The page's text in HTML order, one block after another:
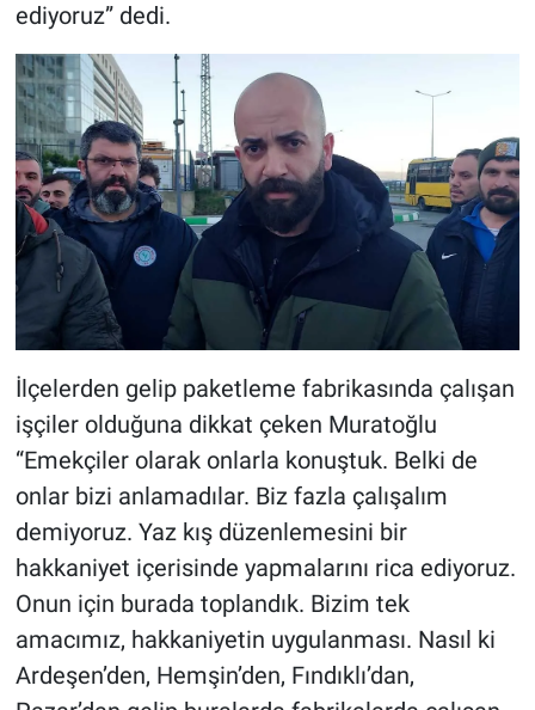
ediyoruz” dedi.
İlçelerden gelip paketleme fabrikasında çalışan
işçiler olduğuna dikkat çeken Muratoğlu
“Emekçiler olarak onlarla konuştuk. Belki de
onlar bizi anlamadılar. Biz fazla çalışalım
demiyoruz. Yaz kış düzenlemesini bir
hakkaniyet içerisinde yapmalarını rica ediyoruz.
Onun için burada toplandık. Bizim tek
amacımız, hakkaniyetin uygulanması. Nasıl ki
Ardeşen’den, Hemşin’den, Fındıklı’dan,